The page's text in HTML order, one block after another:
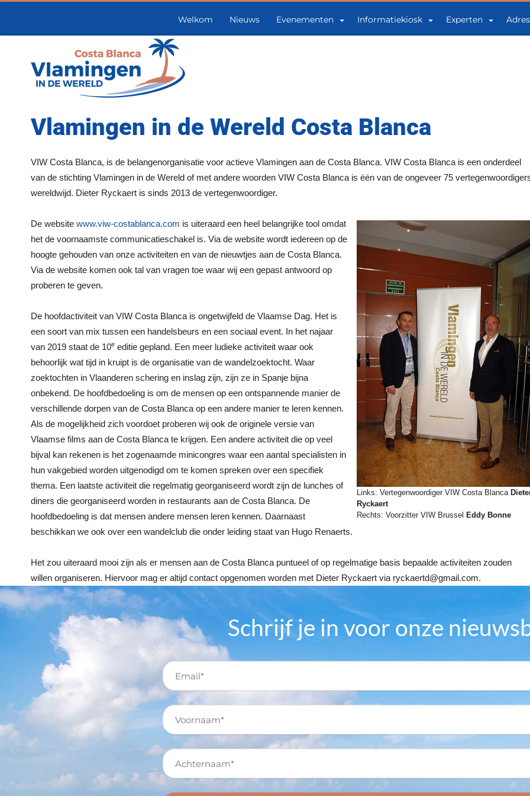
Welkom Nieuws Evenementen Informatiekiosk Experten
Vlamingen in de Wereld Costa Blanca
VIW Costa Blanca, is de belangenorganisatie voor actieve Vlamingen aan de Costa Blanca. VIW Costa Blanca is een onderdeel
van de stichting Vlamingen in de Wereld of met andere woorden VIW Costa Blanca is één van de ongeveer 75
wereldwijd. Dieter Ryckaert is sinds 2013 de vertegenwoordiger.
Links: Vertegenwoordiger VIW Costa Blanca
Ryckaert
Rechts: Voorzitter VIW Brussel Eddy Bonne
De website www.viw-costablanca.com is uiteraard een heel belangrijke tool omdat
het de voornaamste communicatieschakel is. Via de website wordt iedereen op de
hoogte gehouden van onze activiteiten en van de nieuwtjes aan de Costa Blanca.
Via de website komen ook tal van vragen toe waar wij een gepast antwoord op
proberen te geven.
De hoofdactiviteit van VIW Costa Blanca is ongetwijfeld de Vlaamse Dag. Het is
een soort van mix tussen een handelsbeurs en een sociaal event. In het najaar
van 2019 staat de 10e editie gepland. Een meer ludieke activiteit waar ook
behoorlijk wat tijd in kruipt is de organisatie van de wandelzoektocht. Waar
zoektochten in Vlaanderen schering en inslag zijn, zijn ze in Spanje bijna
onbekend. De hoofdbedoeling is om de mensen op een ontspannende manier de
verschillende dorpen van de Costa Blanca op een andere manier te leren kennen.
Als de mogelijkheid zich voordoet proberen wij ook de originele versie van
Vlaamse films aan de Costa Blanca te krijgen. Een andere activiteit die op veel
bijval kan rekenen is het zogenaamde minicongres waar een aantal specialisten in
hun vakgebied worden uitgenodigd om te komen spreken over een specifiek
thema. Een laatste activiteit die regelmatig georganiseerd wordt zijn de lunches of
diners die georganiseerd worden in restaurants aan de Costa Blanca. De
hoofdbedoeling is dat mensen andere mensen leren kennen. Daarnaast
beschikkan we ook over een wandelclub die onder leiding staat van Hugo Renaerts.
Het zou uiteraard mooi zijn als er mensen aan de Costa Blanca puntueel of op regelmatige basis bepaalde activiteiten zouden
willen organiseren. Hiervoor mag er altijd contact opgenomen worden met Dieter Ryckaert via ryckaertd@gmail.com.
Schrijf je in voor onze